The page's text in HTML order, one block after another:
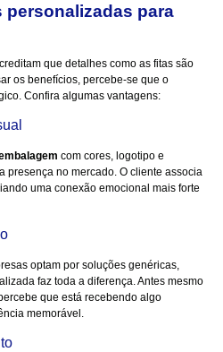
personalizadas para
que detalhes como as fitas são
os benefícios, percebe-se que o
Confira algumas vantagens:
com cores, logotipo e
presença no mercado. O cliente associa
uma conexão emocional mais forte
optam por soluções genéricas,
faz toda a diferença. Antes mesmo
que está recebendo algo
memorável.